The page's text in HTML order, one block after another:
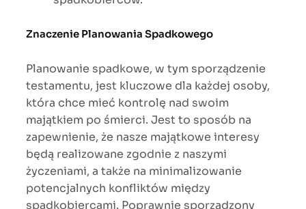
Znaczenie Planowania Spadkowego
Planowanie spadkowe, w tym sporządzenie
testamentu, jest kluczowe dla każdej osoby,
która chce mieć kontrolę nad swoim
majątkiem po śmierci. Jest to sposób na
zapewnienie, że nasze majątkowe interesy
będą realizowane zgodnie z naszymi
życzeniami, a także na minimalizowanie
potencjalnych konfliktów między
spadkobiercami. Poprawnie sporządzony